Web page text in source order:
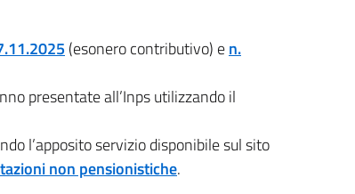
(esonero contributivo) en.
presentate all’Inps utilizzando il
l’apposito servizio disponibile sul sito
non pensionistiche.